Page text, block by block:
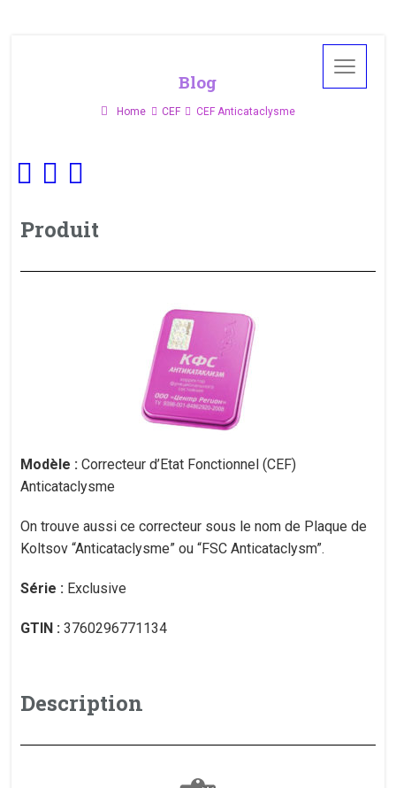
Blog
Home CEF CEF Anticataclysme
Produit
Modèle : Correcteur d’Etat Fonctionnel (CEF)
Anticataclysme
On trouve aussi ce correcteur sous le nom de Plaque de
Koltsov “Anticataclysme” ou “FSC Anticataclysm”.
Série : Exclusive
GTIN : 3760296771134
Description